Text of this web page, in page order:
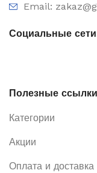
Email:
Социальные
Полезные ссылки
Категории
Акции
Оплата и доставка